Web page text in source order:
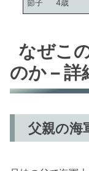
節子 4歳
なぜこ
のか – 詳
父親の海